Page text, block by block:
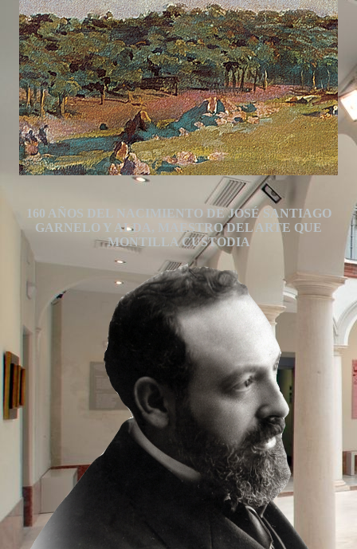
160 AÑOS DEL NACIMIENTO DE JOSÉ SANTIAGO
GARNELO Y ALDA, MAESTRO DEL ARTE QUE
MONTILLA CUSTODIA